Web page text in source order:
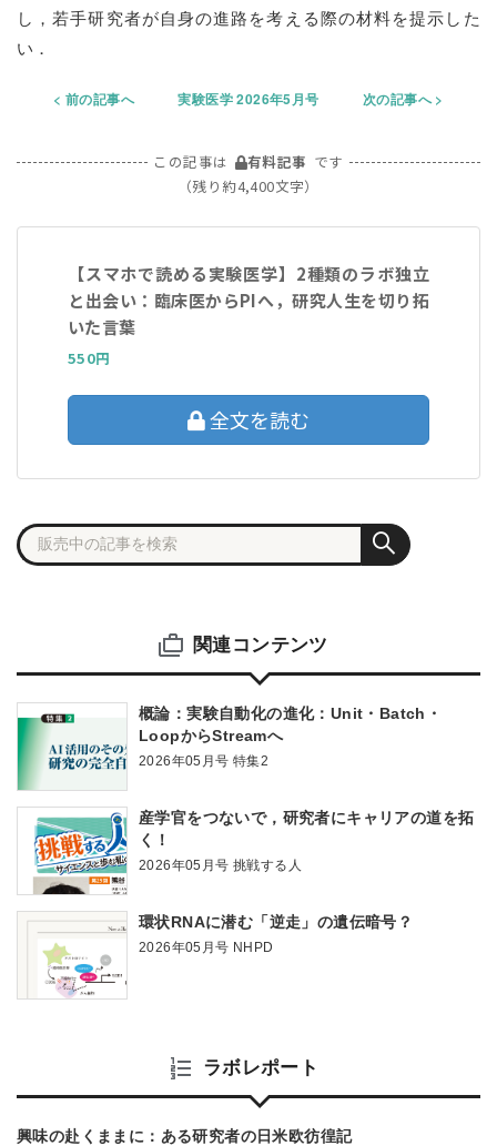
し，若手研究者が自身の進路を考える際の材料を提示した
い．
前の記事へ 実験医学 2026年5月号 次の記事へ
この記事は 有料記事 です
（残り約4,400文字）
【スマホで読める実験医学】2種類のラボ独立
と出会い：臨床医からPIへ，研究人生を切り拓
いた言葉
550円
全文を読む
関連コンテンツ
概論：実験自動化の進化：Unit・Batch・
LoopからStreamへ
2026年05月号 特集2
産学官をつないで，研究者にキャリアの道を拓
く！
2026年05月号 挑戦する人
環状RNAに潜む「逆走」の遺伝暗号？
2026年05月号 NHPD
ラボレポート
興味の赴くままに：ある研究者の日米欧彷徨記